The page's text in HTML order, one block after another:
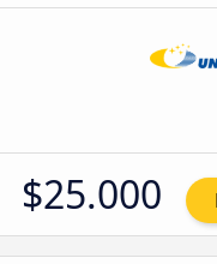
$25.000